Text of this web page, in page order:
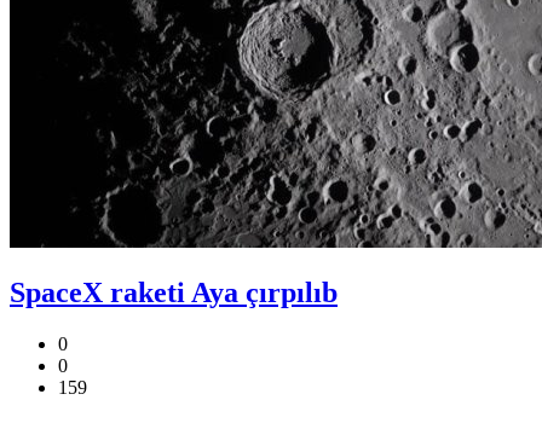
SpaceX raketi Aya çırpılıb
0
0
159